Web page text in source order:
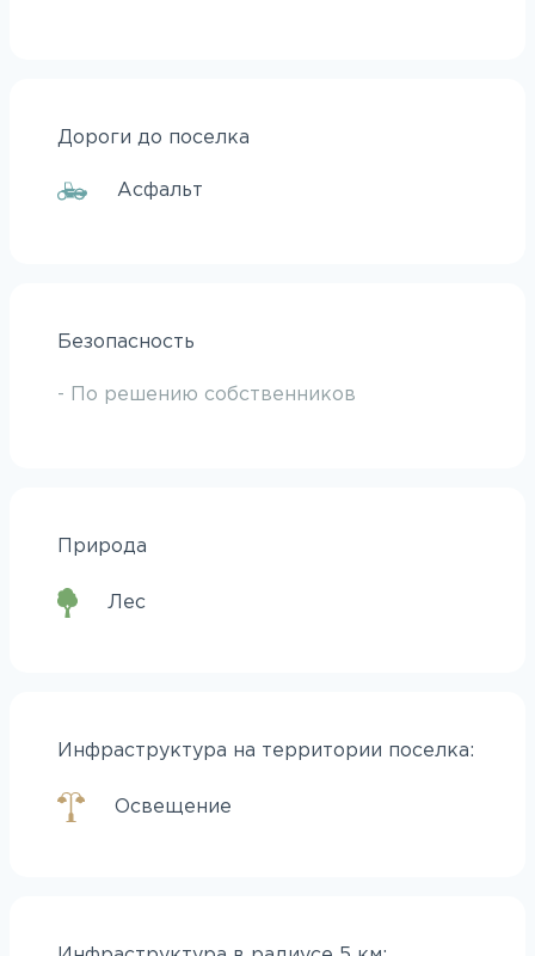
Дороги до поселка
Асфальт
Безопасность
- По решению собственников
Природа
Лес
Инфраструктура на территории поселка:
Освещение